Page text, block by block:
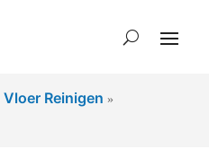
Vloer Reinigen »